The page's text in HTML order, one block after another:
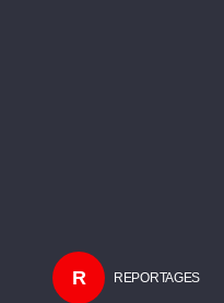
R REPORTAGES